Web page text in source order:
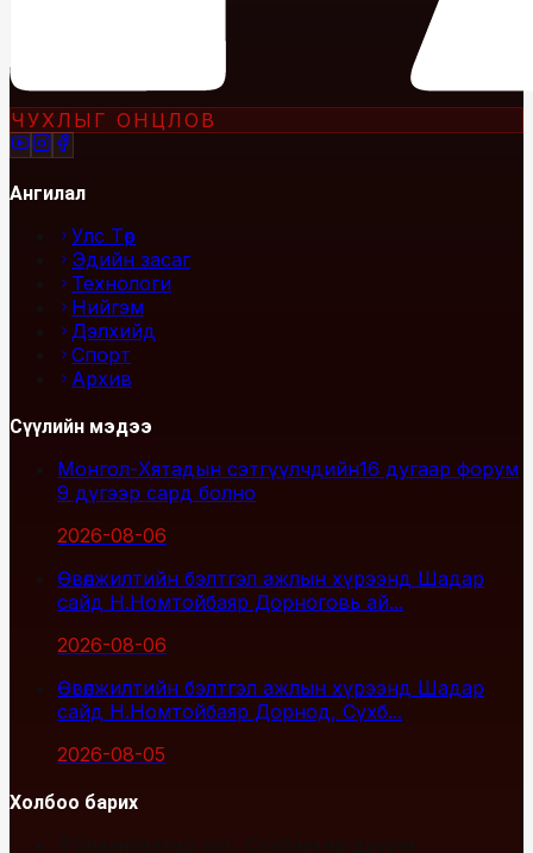
ЧУХЛЫГ ОНЦЛОВ
Ангилал
Улс Төр
Эдийн засаг
Технологи
Нийгэм
Дэлхийд
Спорт
Архив
Сүүлийн мэдээ
Монгол-Хятадын сэтгүүлчдийн16 дугаар форум
9 дүгээр сард болно
2026-08-06
Өвөлжилтийн бэлтгэл ажлын хүрээнд Шадар
сайд Н.Номтойбаяр Дорноговь ай...
2026-08-06
Өвөлжилтийн бэлтгэл ажлын хүрээнд Шадар
сайд Н.Номтойбаяр Дорнод, Сүхб...
2026-08-05
Холбоо барих